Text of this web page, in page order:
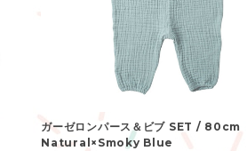
ガーゼロンパース＆ビブ SET / 80cm
Natural×Smoky Blue